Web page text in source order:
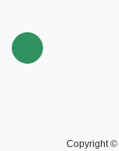
Copyright ©